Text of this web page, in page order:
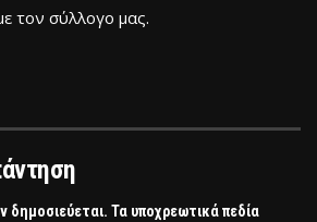
τον σύλλογο μας.
δημοσιεύεται. Τα υποχρεωτικά πεδία